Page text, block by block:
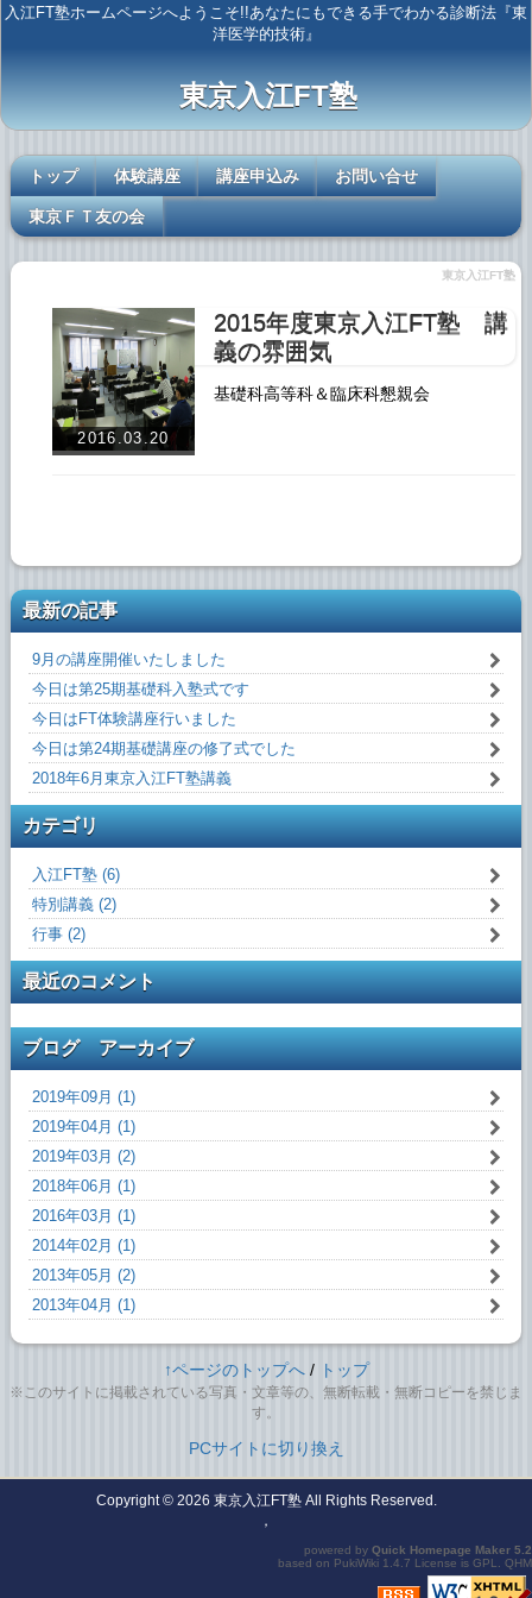
入江FT塾ホームページへようこそ!!あなたにもできる手でわかる診断法『東
洋医学的技術』
東京入江FT塾
トップ 体験講座 講座申込み お問い合せ
東京ＦＴ友の会
東京入江FT塾
2016.03.20
2015年度東京入江FT塾 講
義の雰囲気
基礎科高等科＆臨床科懇親会
最新の記事
9月の講座開催いたしました
今日は第25期基礎科入塾式です
今日はFT体験講座行いました
今日は第24期基礎講座の修了式でした
2018年6月東京入江FT塾講義
カテゴリ
入江FT塾 (6)
特別講義 (2)
行事 (2)
最近のコメント
ブログ アーカイブ
2019年09月 (1)
2019年04月 (1)
2019年03月 (2)
2018年06月 (1)
2016年03月 (1)
2014年02月 (1)
2013年05月 (2)
2013年04月 (1)
↑ページのトップへ/ トップ
※このサイトに掲載されている写真・文章等の、無断転載・無断コピーを禁じま
す。
PCサイトに切り換え
Copyright © 2026 東京入江FT塾All Rights Reserved.
，
powered by Quick Homepage Maker 5.2
based on PukiWiki 1.4.7 License is GPL QHM